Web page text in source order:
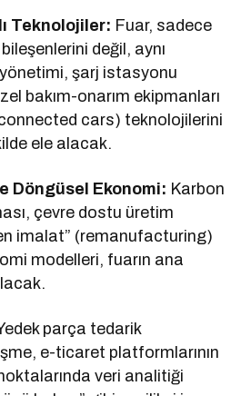
Teknolojiler: Fuar, sadece
değil, aynı
şarj istasyonu
bakım-onarım ekipmanları
cars) teknolojilerini
ele alacak.
Döngüsel Ekonomi: Karbon
çevre dostu üretim
imalat” (remanufacturing)
modelleri, fuarın ana
parça tedarik
e-ticaret platformlarının
veri analitiği